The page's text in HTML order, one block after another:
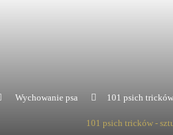
Wychowanie psa 101 psich
101 psich tricków -